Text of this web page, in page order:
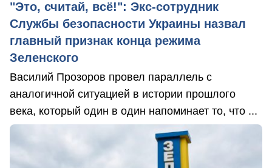
"Это, считай, всё!": Экс-сотрудник
Службы безопасности Украины назвал
главный признак конца режима
Зеленского
Василий Прозоров провел параллель с
аналогичной ситуацией в истории прошлого
века, который один в один напоминает то, что ...